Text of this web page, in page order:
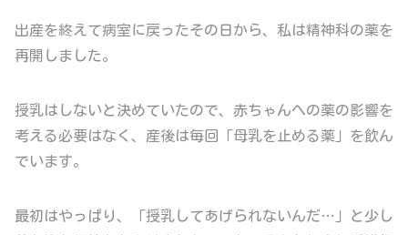
出産を終えて病室に戻ったその日から、私は精神科の薬を
再開しました。
授乳はしないと決めていたので、赤ちゃんへの薬の影響を
考える必要はなく、産後は毎回「母乳を止める薬」を飲ん
でいます。
最初はやっぱり、「授乳してあげられないんだ…」と少し